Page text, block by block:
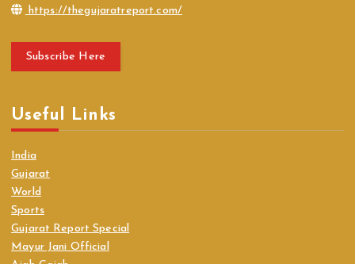
https://thegujaratreport.com/
Subscribe Here
Useful Links
India
Gujarat
World
Sports
Gujarat Report Special
Mayur Jani Official